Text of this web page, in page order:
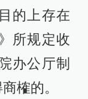
的上存在
所规定收
办公厅制
榷的。